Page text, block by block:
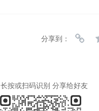
分享到：
长按或扫码识别 分享给好友